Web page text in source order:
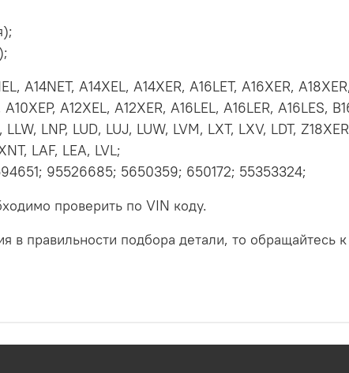
A14NET, A14XEL, A14XER, A16LET, A16XER,
A12XEL, A12XER, A16LEL, A16LER, A16LES,
LNP, LUD, LUJ, LUW, LVM, LXT, LXV, LDT,
LAF, LEA, LVL;
95526685; 5650359; 650172; 55353324;
проверить по VIN коду.
в правильности подбора детали, то